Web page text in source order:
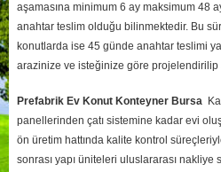
aşamasına minimum 6 ay maksimum 48
anahtar teslim olduğu bilinmektedir. Bu
konutlarda ise 45 günde anahtar teslimi
arazinize ve isteğinize göre projelendirilip
Prefabrik Ev Konut Konteyner Bursa
panellerinden çatı sistemine kadar evi
ön üretim hattında kalite kontrol
sonrası yapı üniteleri uluslararası nakliye